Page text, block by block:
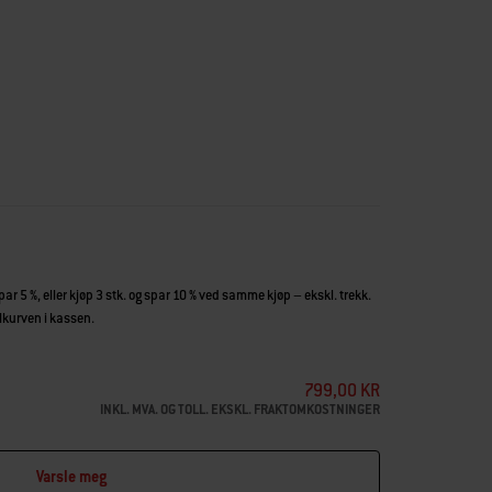
å holde på varmen. Fatet er det perfekte valget når du
Et tegn på kvalitet og holdbarhet over hele verden. Det
på over 1420 grader og utvikler derfor sine
evnen til å holde på varme og ripebestandigheten.
5 %, eller kjøp 3 stk. og spar 10 % ved samme kjøp – ekskl. trekk.
i kassen.
799,00 KR
INKL. MVA. OG TOLL. EKSKL. FRAKTOMKOSTNINGER
Varsle meg